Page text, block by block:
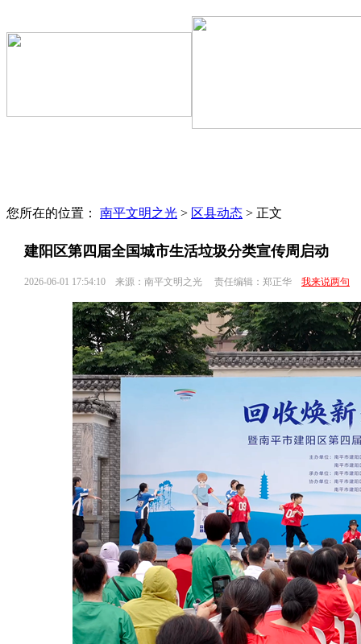
您所在的位置： 南平文明之光 > 区县动态 > 正文
建阳区第四届全国城市生活垃圾分类宣传周启动
2026-06-01 17:54:10 来源：南平文明之光 责任编辑：郑正华 我来说两句